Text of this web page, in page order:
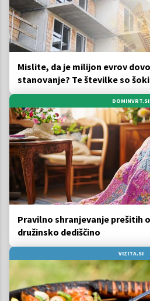
Mislite, da je milijon evrov
stanovanje? Te številke so
DOMINVRT.SI
Pravilno shranjevanje prešitih
družinsko dediščino
VIZITA.SI